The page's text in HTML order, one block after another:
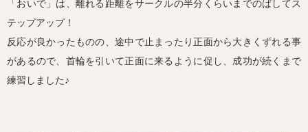
「おいで」は、離れる距離をサークルの半分くらいまでのばしてス
テップアップ！
反応が良かったものの、途中で止まったり正面から大きくずれる事
があるので、首輪を引いて正面に来るように促し、成功が続くまで
練習しました♪